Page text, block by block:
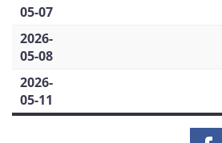
05-07
2026-
05-08
2026-
05-11